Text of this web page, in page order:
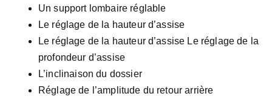
Un support lombaire réglable
Le réglage de la hauteur d’assise
Le réglage de la hauteur d’assise Le réglage de la
profondeur d’assise
L’inclinaison du dossier
Réglage de l’amplitude du retour arrière